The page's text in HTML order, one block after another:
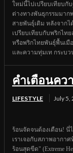
ใหม่นี้ไปเปรียบเทียบกั
ต่างทางพันธุกรรมมาก
สายพันธุ์เดิม หลังจาก
เปรียบเทียบกับพริกไท
หรือพริกไทยพันธุ์พื้นเมื
และความทุ่มเท กระบว
คำเตือนคว
LIFESTYLE July 5,
ร้อนจัดจนต้องเตือน! นี่
เราเจอกับสภาพอากา
ร้อนสุดขีด" (Extreme